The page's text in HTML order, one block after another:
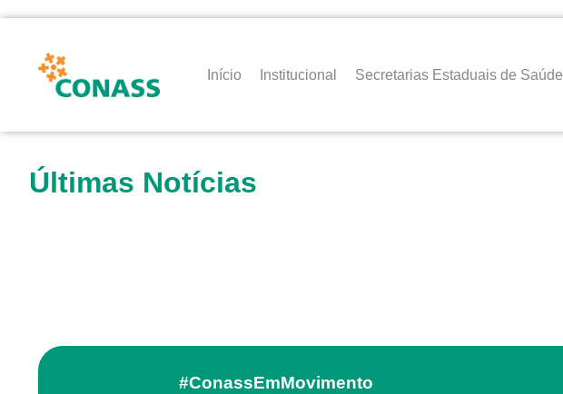
Início Institucional Secretarias Estaduais de Saúde
Últimas Notícias
#ConassEmMovimento